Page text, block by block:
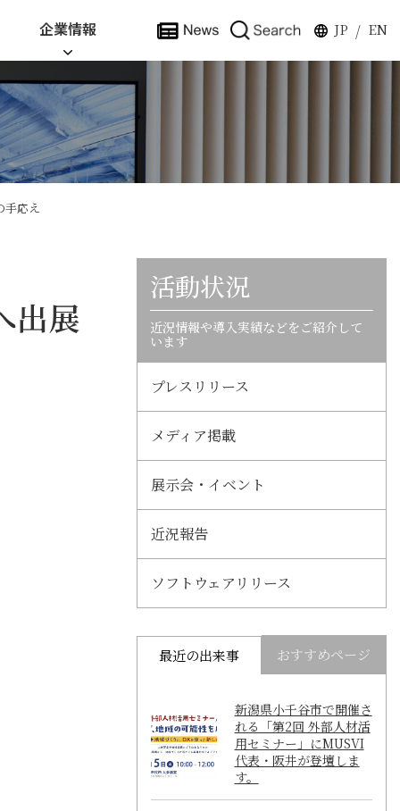
企業情報 JP / EN
応え
出展
活動状況
近況情報や導入実績などをご紹介して
います
プレスリリース
メディア掲載
展示会・イベント
近況報告
ソフトウェアリリース
最近の出来事 おすすめページ
新潟県小千谷市で開催さ
れる「第2回 外部人材活
用セミナー」にMUSVI
代表・阪井が登壇しま
す。